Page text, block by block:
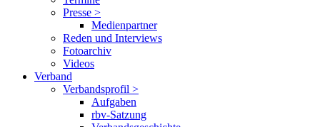
Presse >
Medienpartner
Reden und Interviews
Fotoarchiv
Videos
Verband
Verbandsprofil >
Aufgaben
rbv-Satzung